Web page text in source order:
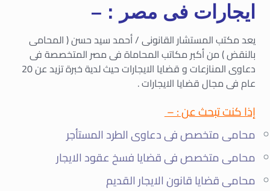
ايجارات فى مصر : –
يعد مكتب المستشار القانونى / أحمد سيد حسن ( المحامى
بالنقض ) من أكبر مكاتب المحاماة فى مصر المتخصصة فى
دعاوى المنازعات و قضايا الايجارات حيث لدية خبرة تزيد عن 20
عام فى مجال قضايا الايجارات .
إذا كنت تبحث عن : –
محامى متخصص فى دعاوى الطرد المستأجر
محامى متخصص فى قضايا فسخ عقود الايجار
محامى قضايا قانون الايجار القديم